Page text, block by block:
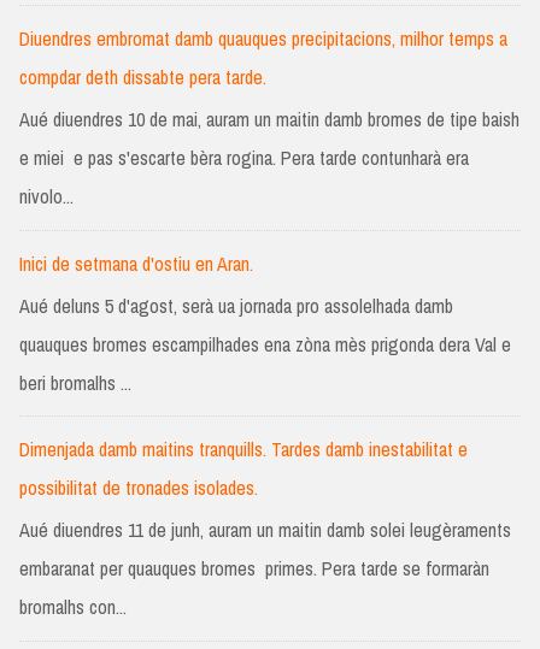
Diuendres embromat damb quauques precipitacions, milhor temps a
compdar deth dissabte pera tarde.
Aué diuendres 10 de mai, auram un maitin damb bromes de tipe baish
e miei e pas s'escarte bèra rogina. Pera tarde contunharà era
nivolo...
Inici de setmana d'ostiu en Aran.
Aué deluns 5 d'agost, serà ua jornada pro assolelhada damb
quauques bromes escampilhades ena zòna mès prigonda dera Val e
beri bromalhs ...
Dimenjada damb maitins tranquills. Tardes damb inestabilitat e
possibilitat de tronades isolades.
Aué diuendres 11 de junh, auram un maitin damb solei leugèraments
embaranat per quauques bromes primes. Pera tarde se formaràn
bromalhs con...